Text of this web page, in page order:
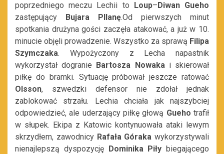
poprzedniego meczu Lechii to Loup–Diwan Gueho
zastępujący Bujara Pllanę.Od pierwszych minut
spotkania drużyna gości zaczęła atakować, a już w 10.
minucie objęli prowadzenie. Wszystko za sprawą Filipa
Szymczaka. Wypożyczony z Lecha napastnik
wykorzystał dogranie Bartosza Nowakai skierował
piłkę do bramki. Sytuację próbował jeszcze ratować
Olsson, szwedzki defensor nie zdołał jednak
zablokować strzału. Lechia chciała jak najszybciej
odpowiedzieć, ale uderzający piłkę głową Gueho trafił
w słupek. Ekipa z Katowic kontynuowała ataki lewym
skrzydłem, zawodnicy Rafała Góraka wykorzystywali
nienajlepszą dyspozycję Dominika Piły biegającego